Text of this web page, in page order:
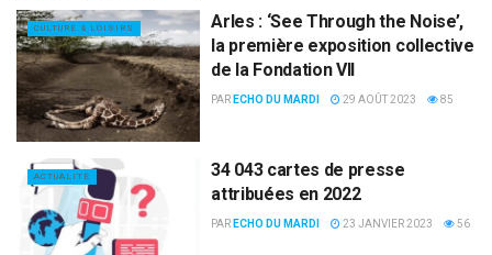
CULTURE & LOISIRS
Arles : ‘See Through the Noise’,
la première exposition collective
de la Fondation VII
PAR ECHO DU MARDI 29 AOÛT 2023 85
ACTUALITÉ
34 043 cartes de presse
attribuées en 2022
PAR ECHO DU MARDI 23 JANVIER 2023 56